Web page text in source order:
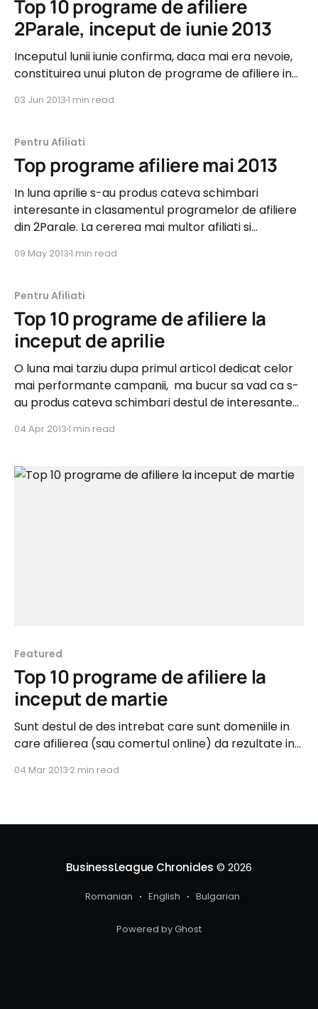
Top 10 programe de afiliere
2Parale, inceput de iunie 2013
Inceputul lunii iunie confirma, daca mai era nevoie,
constituirea unui pluton de programe de afiliere in
ar fi criteriile de departajare. Salut revenirea
a 2 pozitii de catre RCA-Ieftin (care deruleaza o
03 Jun 20131 min read
Pentru Afiliati
Top programe afiliere mai 2013
In luna aprilie s-au produs cateva schimbari
interesante in clasamentul programelor de afiliere
din 2Parale. La cererea mai multor afiliati si
criteriul implicit dupa care sunt sortate - in prezent,
comisioanelor aprobate de catre advertiseri in
ultimele 90
09 May 20131 min read
Pentru Afiliati
Top 10 programe de afiliere la
inceput de aprilie
O luna mai tarziu dupa primul articol dedicat celor
mai performante campanii, ma bucur sa vad ca s-
au produs cateva schimbari destul de interesante
recent, programul de afiliere (leads) al celor de la
04 Apr 20131 min read
Featured
Top 10 programe de afiliere la
inceput de martie
Sunt destul de des intrebat care sunt domeniile in
care afilierea (sau comertul online) da rezultate in
cele mai bune 10 programe de afiliere din 2Parale.
ultimele 30
04 Mar 2013 2 min read
BusinessLeague Chronicles © 2026
Romanian English Bulgarian
Powered by Ghost